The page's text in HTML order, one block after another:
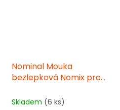
Nominal Mouka
bezlepková Nomix pro
Skladem (6 ks)